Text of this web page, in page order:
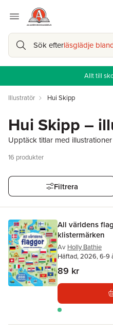
Sök efterläsglädje
Allt till
Illustratör Hui Skipp
Hui Skipp –
Upptäck titlar med
16 produkter
Filtrera
All världens
klistermärken
Av Holly Bathie
Häftad, 2026, 6-9
89 kr